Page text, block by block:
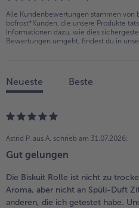
Alle Kundenbewertungen stammen von
bofrost*Kunden, die unsere Produkte
Informationen dazu, wie dies
Bewertungen umgeht, findest du in
Neueste Beste
Astrid P. aus A. schrieb am 31.07.2026:
Gut gelungen
Die Biskuit Rolle ist nicht zu
Aroma, aber nicht an Spüli-Duft
anderen, die ich getestet habe.